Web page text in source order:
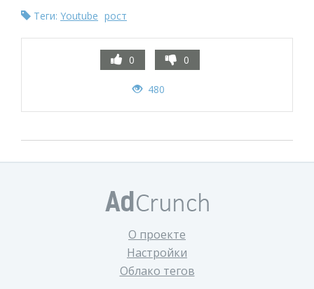
Теги: Youtube рост
0 0
480
О проекте
Настройки
Облако тегов